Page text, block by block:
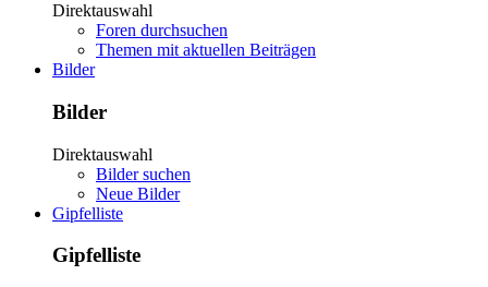
Direktauswahl
Foren durchsuchen
Themen mit aktuellen Beiträgen
Bilder
Bilder
Direktauswahl
Bilder suchen
Neue Bilder
Gipfelliste
Gipfelliste